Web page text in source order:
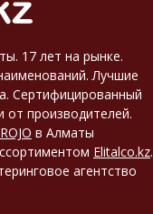
17 лет на рынке.
Лучшие
Сертифицированный
от производителей.
ROJO в Алматы
Elitalco.kz.
агентство